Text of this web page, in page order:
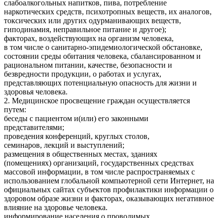
слабоалкогольных напитков, пива, потребление
наркотических средств, психотропных веществ, их аналогов,
токсических или других одурманивающих веществ,
гиподинамия, неправильное питание и другое);
факторах, воздействующих на организм человека,
в том числе о санитарно-эпидемиологической обстановке,
состоянии среды обитания человека, сбалансированном и
рациональном питании, качестве, безопасности и
безвредности продукции, о работах и услугах,
представляющих потенциальную опасность для жизни и
здоровья человека.
2. Медицинское просвещение граждан осуществляется
путем:
беседы с пациентом и(или) его законными
представителями;
проведения конференций, круглых столов,
семинаров, лекций и выступлений;
размещения в общественных местах, зданиях
(помещениях) организаций, государственных средствах
массовой информации, в том числе распространяемых с
использованием глобальной компьютерной сети Интернет, на
официальных сайтах субъектов профилактики информации о
здоровом образе жизни и факторах, оказывающих негативное
влияние на здоровье человека.
информирование населения о проводимых